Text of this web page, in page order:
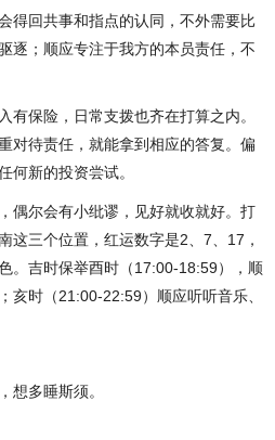
得回共事和指点的认同，不外需要比
逐；顺应专注于我方的本员责任，不
有保险，日常支拨也齐在打算之内。
对待责任，就能拿到相应的答复。偏
何新的投资尝试。
偶尔会有小纰谬，见好就收就好。打
这三个位置，红运数字是2、7、17，
。吉时保举酉时（17:00-18:59），顺
亥时（21:00-22:59）顺应听听音乐、
想多睡斯须。